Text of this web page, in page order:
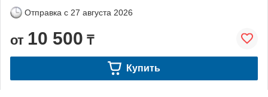
Отправка с 27 августа 2026
от 10 500 ₸
Купить